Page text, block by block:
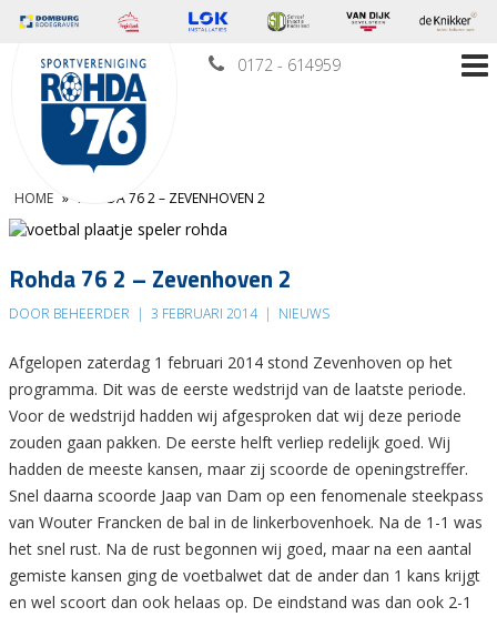
0172 - 614959
HOME » ROHDA 76 2 – ZEVENHOVEN 2
Rohda 76 2 – Zevenhoven 2
DOOR BEHEERDER | 3 FEBRUARI 2014 | NIEUWS
Afgelopen zaterdag 1 februari 2014 stond Zevenhoven op het
programma. Dit was de eerste wedstrijd van de laatste periode.
Voor de wedstrijd hadden wij afgesproken dat wij deze periode
zouden gaan pakken. De eerste helft verliep redelijk goed. Wij
hadden de meeste kansen, maar zij scoorde de openingstreffer.
Snel daarna scoorde Jaap van Dam op een fenomenale steekpass
van Wouter Francken de bal in de linkerbovenhoek. Na de 1-1 was
het snel rust. Na de rust begonnen wij goed, maar na een aantal
gemiste kansen ging de voetbalwet dat de ander dan 1 kans krijgt
en wel scoort dan ook helaas op. De eindstand was dan ook 2-1